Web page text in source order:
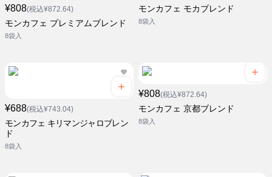
¥808(税込¥872.64)
モンカフェ プレミアムブレンド
8袋入
モンカフェ モカブレンド
8袋入
¥688(税込¥743.04)
モンカフェ キリマンジャロブレン
ド
8袋入
¥808(税込¥872.64)
モンカフェ 京都ブレンド
8袋入